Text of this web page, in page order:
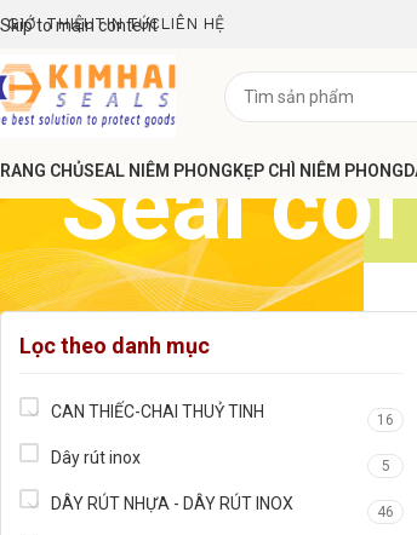
Skip to main content
GIỚI THIỆUTIN TỨC LIÊN HỆ
CHỦSEAL NIÊM PHONGKẸP CHÌ NIÊM PHONG
Seal
Lọc theo danh mục
CAN THIẾC-CHAI THUỶ TINH 16
Dây rút inox 5
DÂY RÚT NHỰA - DÂY RÚT INOX 46